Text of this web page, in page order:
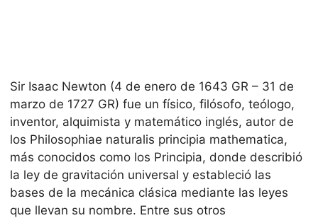
Sir Isaac Newton (4 de enero de 1643 GR – 31 de
marzo de 1727 GR) fue un físico, filósofo, teólogo,
inventor, alquimista y matemático inglés, autor de
los Philosophiae naturalis principia mathematica,
más conocidos como los Principia, donde describió
la ley de gravitación universal y estableció las
bases de la mecánica clásica mediante las leyes
que llevan su nombre. Entre sus otros